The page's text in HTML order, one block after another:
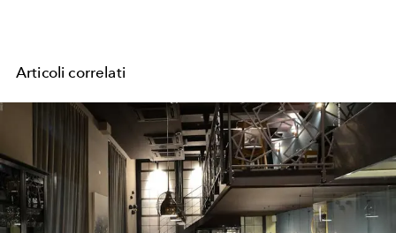
Articoli correlati